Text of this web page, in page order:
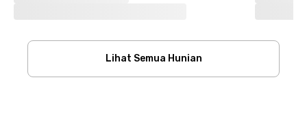
Lihat Semua Hunian